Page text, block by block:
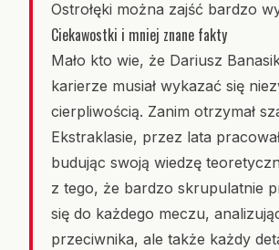
Ostrołęki można zajść bardzo
Ciekawostki i mniej znane fakty
Mało kto wie, że Dariusz
karierze musiał wykazać się
cierpliwością. Zanim otrzymał
Ekstraklasie, przez lata
budując swoją wiedzę
z tego, że bardzo skrupulatnie
się do każdego meczu,
przeciwnika, ale także każdy